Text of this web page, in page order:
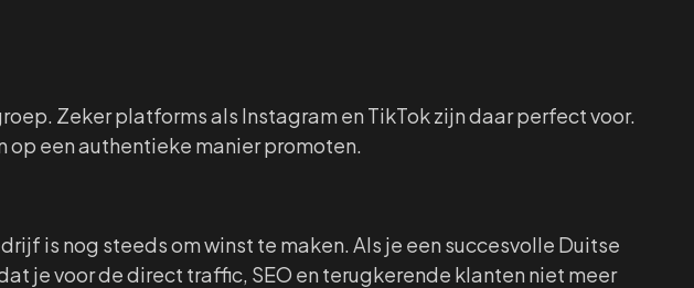
Zeker platforms als Instagram en TikTok zijn daar perfect voor.
op een authentieke manier promoten.
is nog steeds om winst te maken. Als je een succesvolle Duitse
je voor de direct traffic, SEO en terugkerende klanten niet meer